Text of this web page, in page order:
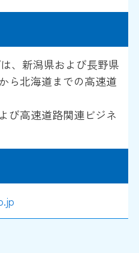
、新潟県および長野県
ら北海道までの高速道
び高速道路関連ビジネ